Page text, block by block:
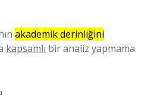
akademik derinliğini
kapsamlı bir analiz yapmama